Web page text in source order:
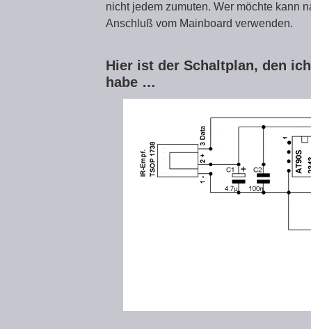
nicht jedem zumuten. Wer möchte kann
Anschluß vom Mainboard verwenden.
Hier ist der Schaltplan, den
habe …